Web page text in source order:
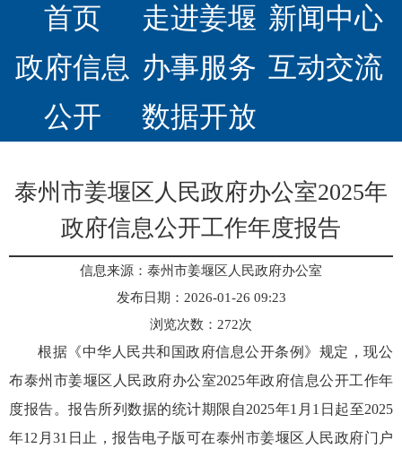
首页 走进姜堰 新闻中心
政府信息
公开
办事服务 互动交流
数据开放
泰州市姜堰区人民政府办公室2025年
政府信息公开工作年度报告
信息来源：泰州市姜堰区人民政府办公室
发布日期：2026-01-26 09:23
浏览次数： 272次
根据《中华人民共和国政府信息公开条例》规定，现公
布泰州市姜堰区人民政府办公室2025年政府信息公开工作年
度报告。报告所列数据的统计期限自2025年1月1日起至2025
年12月31日止，报告电子版可在泰州市姜堰区人民政府门户